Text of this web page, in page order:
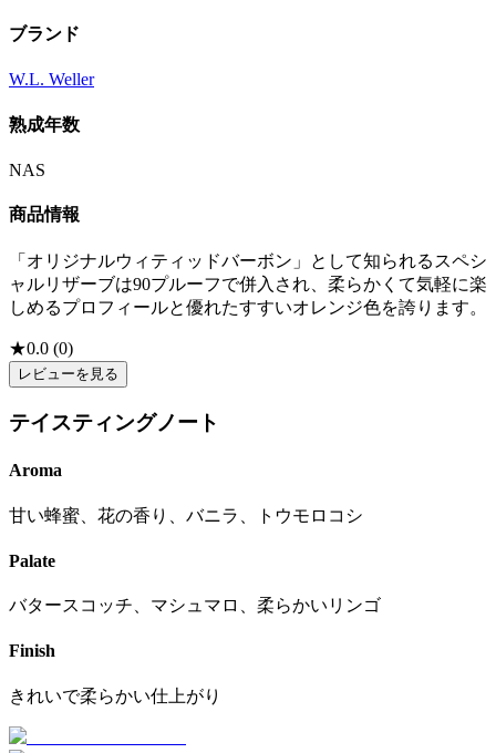
ブランド
W.L. Weller
熟成年数
NAS
商品情報
「オリジナルウィティッドバーボン」として知られるスペシ
ャルリザーブは90プルーフで併入され、柔らかくて気軽に楽
しめるプロフィールと優れたすすいオレンジ色を誇ります。
★0.0 (0)
レビューを見る
テイスティングノート
Aroma
甘い蜂蜜、花の香り、バニラ、トウモロコシ
Palate
バタースコッチ、マシュマロ、柔らかいリンゴ
Finish
きれいで柔らかい仕上がり